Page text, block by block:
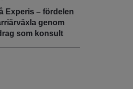
Experis – fördelen
genom
som konsult